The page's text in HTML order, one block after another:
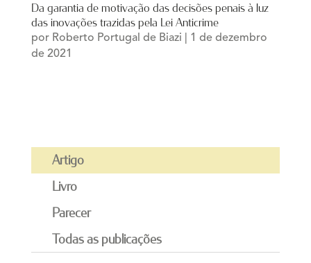
Da garantia de motivação das decisões penais à luz
das inovações trazidas pela Lei Anticrime
por Roberto Portugal de Biazi
1 de dezembro
de 2021
Artigo
Livro
Parecer
Todas as publicações